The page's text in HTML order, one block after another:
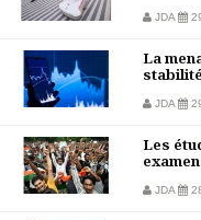
JDA
La
JDA
Les
JDA